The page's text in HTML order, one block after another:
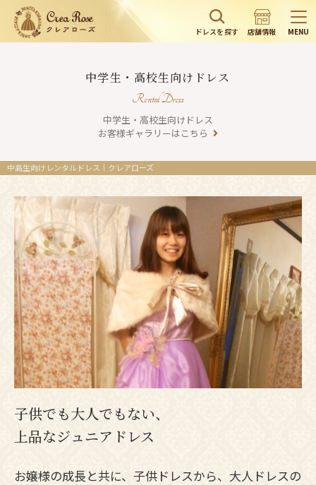
ドレスを探す 店舗情報 MENU
中学生・高校生向けドレス
Rental Dress
中学生・高校生向けドレス
お客様ギャラリーはこちら
中高生向けレンタルドレス｜クレアローズ
子供でも大人でもない、
上品なジュニアドレス
お嬢様の成長と共に、子供ドレスから、大人ドレスの